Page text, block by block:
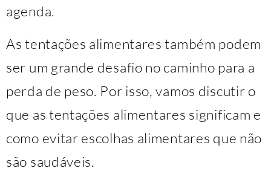
agenda.
As tentações alimentares também podem
ser um grande desafio no caminho para a
perda de peso. Por isso, vamos discutir o
que as tentações alimentares significam e
como evitar escolhas alimentares que não
são saudáveis.